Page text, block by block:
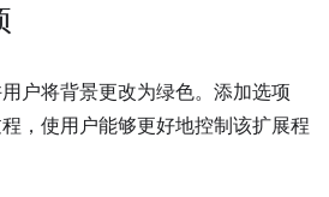
户将背景更改为绿色。添加选项
，使用户能够更好地控制该扩展程